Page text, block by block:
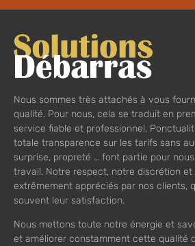
Nous sommes très attachés à vous
qualité. Pour nous, cela se traduit en
service fiable et professionnel.
totale transparence sur les tarifs sans
surprise, propreté … font partie pour
travail. Notre respect, notre discrétion
extrêmement appréciés par nos clients,
souvent leur satisfaction.
Nous mettons toute notre énergie et
et améliorer constamment cette qualité